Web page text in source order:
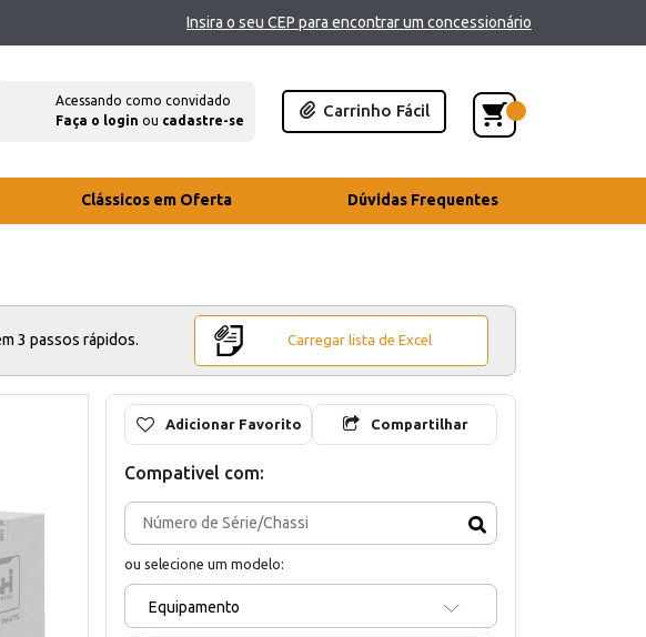
Insira o seu CEP para encontrar um concessionário
Acessando como convidado
Faça o login ou cadastre-se
Carrinho Fácil
Clássicos em Oferta Dúvidas Frequentes
3 passos rápidos. Carregar lista de Excel
Adicionar Favorito Compartilhar
Compativel com:
ou selecione um modelo:
Equipamento